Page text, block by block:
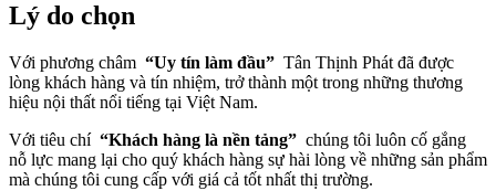
Lý do chọn
Với phương châm “Uy tín làm đầu” Tân Thịnh Phát đã được
lòng khách hàng và tín nhiệm, trở thành một trong những thương
hiệu nội thất nổi tiếng tại Việt Nam.
Với tiêu chí “Khách hàng là nền tảng” chúng tôi luôn cố gắng
nỗ lực mang lại cho quý khách hàng sự hài lòng về những sản phẩm
mà chúng tôi cung cấp với giá cả tốt nhất thị trường.